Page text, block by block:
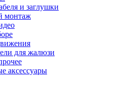
и заглушки
монтаж
для жалюзи
аксессуары